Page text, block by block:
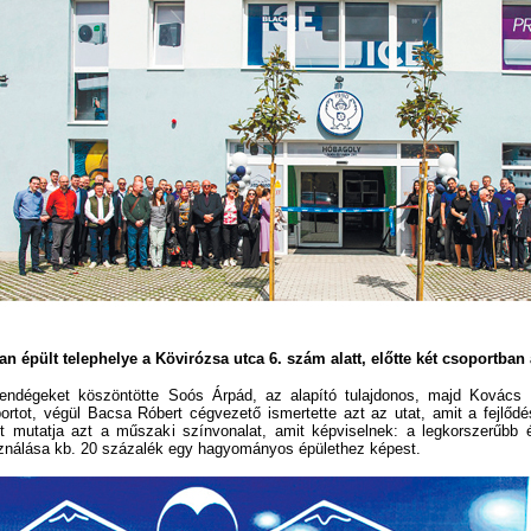
épült telephelye a Kövirózsa utca 6. szám alatt, előtte két
köszöntötte Soós Árpád, az alapító tulajdonos, majd Kovács
végül Bacsa Róbert cégvezető ismertette azt az utat, amit a
mutatja azt a műszaki színvonalat, amit képviselnek: a legkorszerűbb
kb. 20 százalék egy hagyományos épülethez képest.